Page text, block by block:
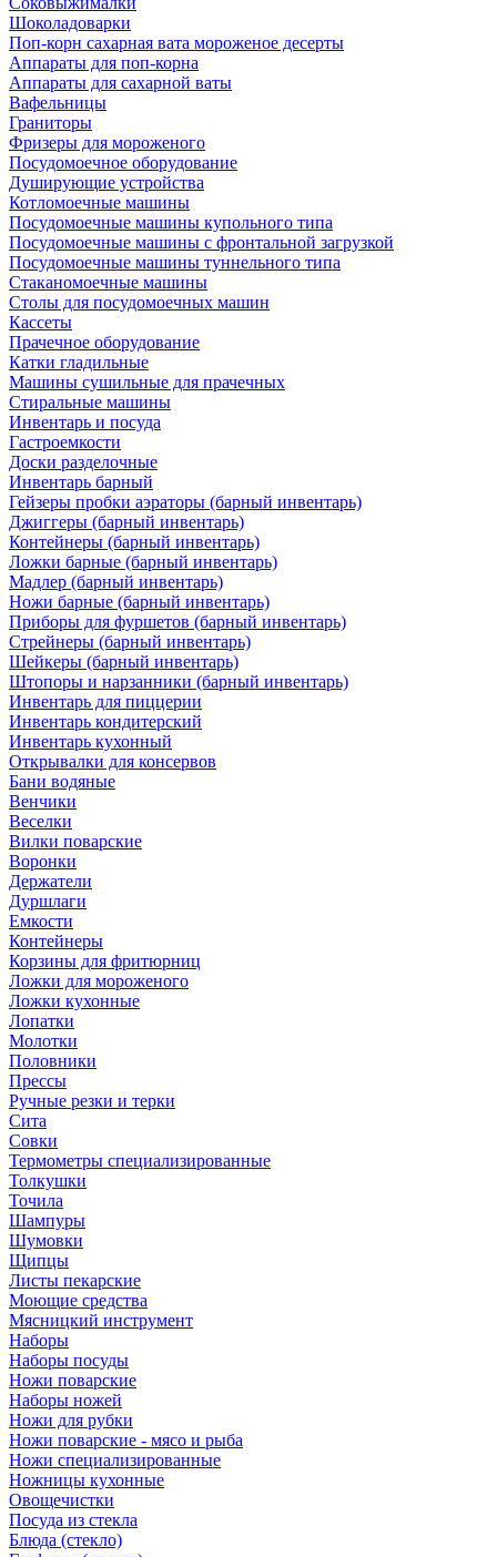
Шоколадоварки
Поп-корн сахарная вата мороженое десерты
Аппараты для поп-корна
Аппараты для сахарной ваты
Вафельницы
Граниторы
Фризеры для мороженого
Посудомоечное оборудование
Душирующие устройства
Котломоечные машины
Посудомоечные машины купольного типа
Посудомоечные машины с фронтальной загрузкой
Посудомоечные машины туннельного типа
Стаканомоечные машины
Столы для посудомоечных машин
Кассеты
Прачечное оборудование
Катки гладильные
Машины сушильные для прачечных
Стиральные машины
Инвентарь и посуда
Гастроемкости
Доски разделочные
Инвентарь барный
Гейзеры пробки аэраторы (барный инвентарь)
Джиггеры (барный инвентарь)
Контейнеры (барный инвентарь)
Ложки барные (барный инвентарь)
Мадлер (барный инвентарь)
Ножи барные (барный инвентарь)
Приборы для фуршетов (барный инвентарь)
Стрейнеры (барный инвентарь)
Шейкеры (барный инвентарь)
Штопоры и нарзанники (барный инвентарь)
Инвентарь для пиццерии
Инвентарь кондитерский
Инвентарь кухонный
Открывалки для консервов
Бани водяные
Венчики
Веселки
Вилки поварские
Воронки
Держатели
Дуршлаги
Емкости
Контейнеры
Корзины для фритюрниц
Ложки для мороженого
Ложки кухонные
Лопатки
Молотки
Половники
Прессы
Ручные резки и терки
Сита
Совки
Термометры специализированные
Толкушки
Точила
Шампуры
Шумовки
Щипцы
Листы пекарские
Моющие средства
Мясницкий инструмент
Наборы
Наборы посуды
Ножи поварские
Наборы ножей
Ножи для рубки
Ножи поварские - мясо и рыба
Ножи специализированные
Ножницы кухонные
Овощечистки
Посуда из стекла
Блюда (стекло)